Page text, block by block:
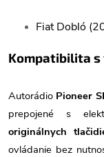
Fiat Dobló
Kompatibilita s
Autorádio Pioneer
prepojené s
originálnych
ovládanie bez